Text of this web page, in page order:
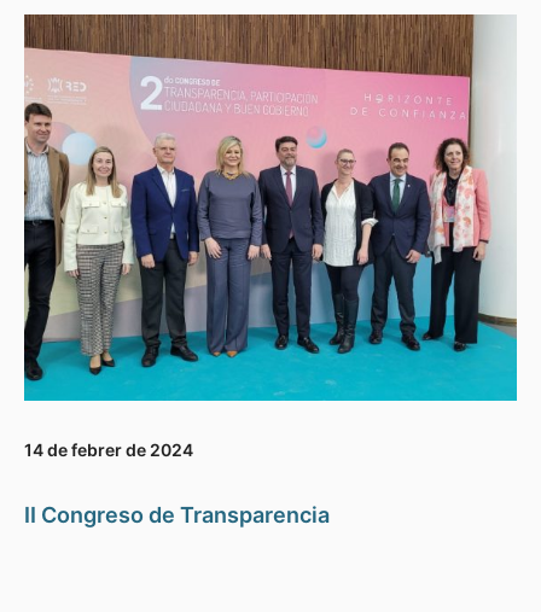
14 de febrer de 2024
II Congreso de Transparencia